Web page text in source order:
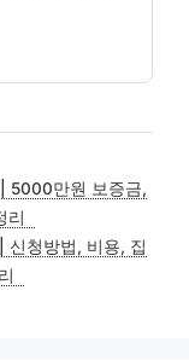
5000만원 보증금,
리
신청방법, 비용, 집